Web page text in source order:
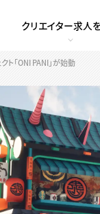
クリエイター求人
ト「ONI PANI」が始動